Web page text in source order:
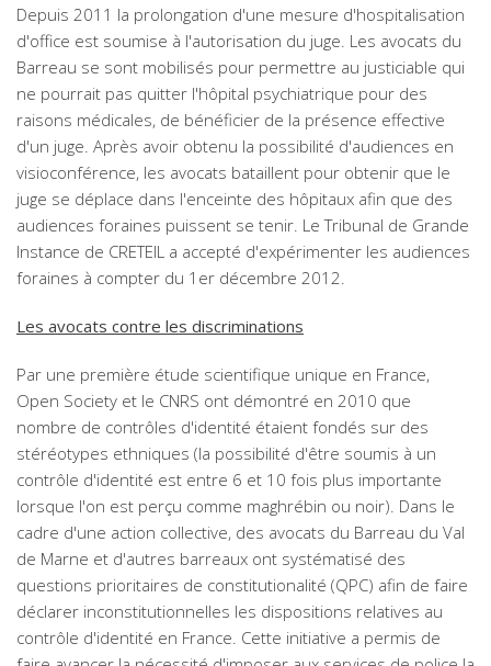
Depuis 2011 la prolongation d'une mesure d'hospitalisation
d'office est soumise à l'autorisation du juge. Les avocats du
Barreau se sont mobilisés pour permettre au justiciable qui
ne pourrait pas quitter l'hôpital psychiatrique pour des
raisons médicales, de bénéficier de la présence effective
d'un juge. Après avoir obtenu la possibilité d'audiences en
visioconférence, les avocats bataillent pour obtenir que le
juge se déplace dans l'enceinte des hôpitaux afin que des
audiences foraines puissent se tenir. Le Tribunal de Grande
Instance de CRETEIL a accepté d'expérimenter les audiences
foraines à compter du 1er décembre 2012.
Les avocats contre les discriminations
Par une première étude scientifique unique en France,
Open Society et le CNRS ont démontré en 2010 que
nombre de contrôles d'identité étaient fondés sur des
stéréotypes ethniques (la possibilité d'être soumis à un
contrôle d'identité est entre 6 et 10 fois plus importante
lorsque l'on est perçu comme maghrébin ou noir). Dans le
cadre d'une action collective, des avocats du Barreau du Val
de Marne et d'autres barreaux ont systématisé des
questions prioritaires de constitutionalité (QPC) afin de faire
déclarer inconstitutionnelles les dispositions relatives au
contrôle d'identité en France. Cette initiative a permis de